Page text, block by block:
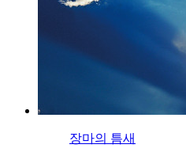
장마의 틈새